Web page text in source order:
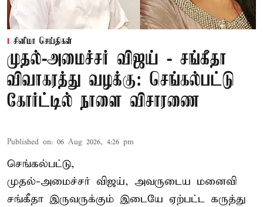
சினிமா செய்திகள்
முதல்-அமைச்சர் விஜய் - சங்கீதா
விவாகரத்து வழக்கு: செங்கல்பட்டு
கோர்ட்டில் நாளை விசாரணை
Published on: 06 Aug 2026, 4:26 pm
செங்கல்பட்டு,
முதல்-அமைச்சர் விஜய், அவருடைய மனைவி
சங்கீதா இருவருக்கும் இடையே ஏற்பட்ட கருத்து